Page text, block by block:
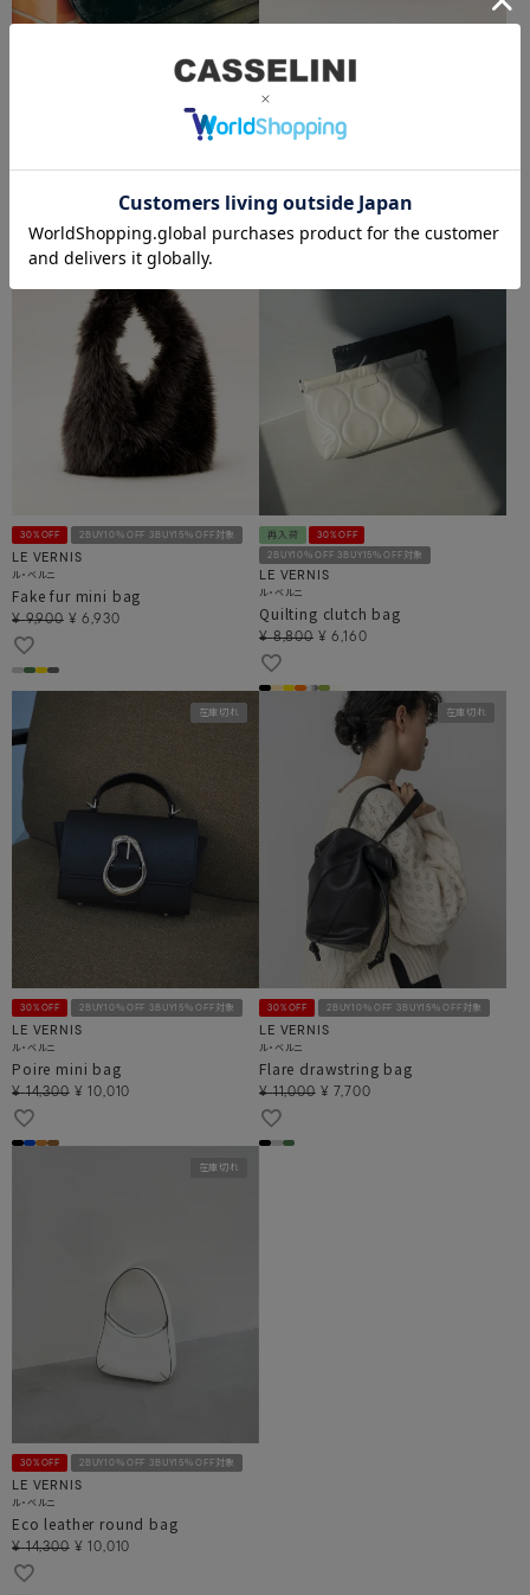
ル・ベルニ
Poire ornement bag
30%OFF 2BUY10％OFF 3BUY15％OFF対象
LE VERNIS
ル・ベルニ
Fake fur mini bag
¥ 9,900 ¥ 6,930
在庫切れ
再入荷 30%OFF
2BUY10％OFF 3BUY15％OFF対象
LE VERNIS
ル・ベルニ
Quilting clutch bag
¥ 8,800 ¥ 6,160
在庫切れ
30%OFF 2BUY10％OFF 3BUY15％OFF対象
LE VERNIS
ル・ベルニ
Poire mini bag
¥ 14,300 ¥ 10,010
在庫切れ
30%OFF 2BUY10％OFF 3BUY15％OFF対象
LE VERNIS
ル・ベルニ
Flare drawstring bag
¥ 11,000 ¥ 7,700
在庫切れ
30%OFF 2BUY10％OFF 3BUY15％OFF対象
LE VERNIS
ル・ベルニ
Eco leather round bag
¥ 14,300 ¥ 10,010
在庫切れ